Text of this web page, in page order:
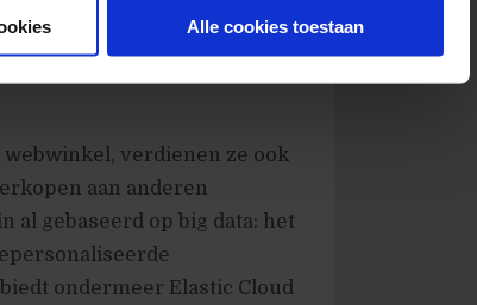
Alle cookies toestaan
verdienen ze ook
aan anderen
al gebaseerd op big data: het
ondermeer Elastic Cloud